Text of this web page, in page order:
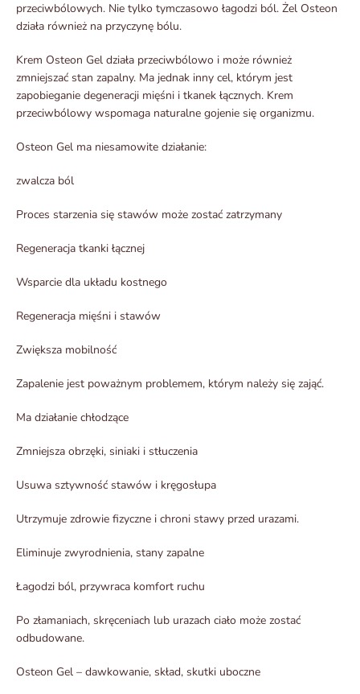
przeciwbólowych. Nie tylko tymczasowo łagodzi ból. Żel Osteon
działa również na przyczynę bólu.
Krem Osteon Gel działa przeciwbólowo i może również
zmniejszać stan zapalny. Ma jednak inny cel, którym jest
zapobieganie degeneracji mięśni i tkanek łącznych. Krem
przeciwbólowy wspomaga naturalne gojenie się organizmu.
Osteon Gel ma niesamowite działanie:
zwalcza ból
Proces starzenia się stawów może zostać zatrzymany
Regeneracja tkanki łącznej
Wsparcie dla układu kostnego
Regeneracja mięśni i stawów
Zwiększa mobilność
Zapalenie jest poważnym problemem, którym należy się zająć.
Ma działanie chłodzące
Zmniejsza obrzęki, siniaki i stłuczenia
Usuwa sztywność stawów i kręgosłupa
Utrzymuje zdrowie fizyczne i chroni stawy przed urazami.
Eliminuje zwyrodnienia, stany zapalne
Łagodzi ból, przywraca komfort ruchu
Po złamaniach, skręceniach lub urazach ciało może zostać
odbudowane.
Osteon Gel – dawkowanie, skład, skutki uboczne